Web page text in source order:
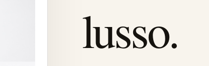
lusso.